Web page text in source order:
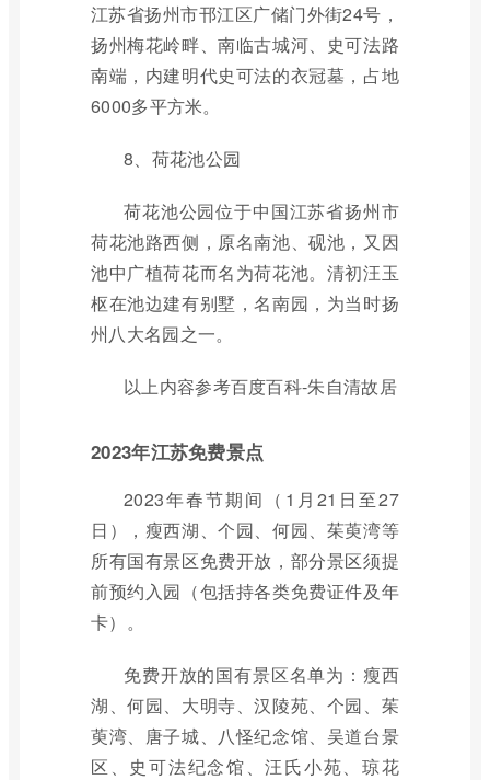
江苏省扬州市邗江区广储门外街24号，
扬州梅花岭畔、南临古城河、史可法路
南端，内建明代史可法的衣冠墓，占地
6000多平方米。
8、荷花池公园
荷花池公园位于中国江苏省扬州市
荷花池路西侧，原名南池、砚池，又因
池中广植荷花而名为荷花池。清初汪玉
枢在池边建有别墅，名南园，为当时扬
州八大名园之一。
以上内容参考百度百科-朱自清故居
2023年江苏免费景点
2023年春节期间（1月21日至27
日），瘦西湖、个园、何园、茱萸湾等
所有国有景区免费开放，部分景区须提
前预约入园（包括持各类免费证件及年
卡）。
免费开放的国有景区名单为：瘦西
湖、何园、大明寺、汉陵苑、个园、茱
萸湾、唐子城、八怪纪念馆、吴道台景
区、史可法纪念馆、汪氏小苑、琼花